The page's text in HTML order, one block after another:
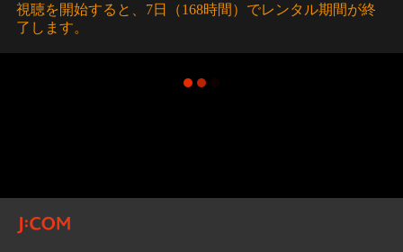
視聴を開始すると、7日（168時間）でレンタル期間が終
了します。